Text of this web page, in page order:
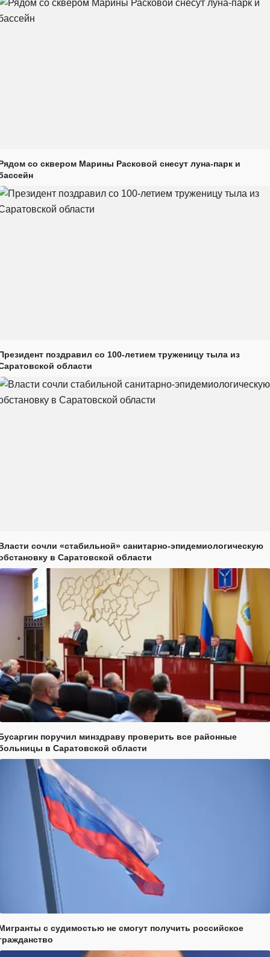
со сквером Марины Расковой снесут луна-парк и
поздравил со 100-летием труженицу тыла из
области
сочли «стабильной» санитарно-эпидемиологическую
в Саратовской области
поручил минздраву проверить все районные
в Саратовской области
с судимостью не смогут получить российское